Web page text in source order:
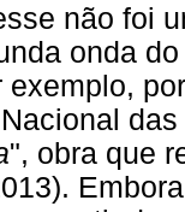
não foi
onda
exemplo,
", obra que